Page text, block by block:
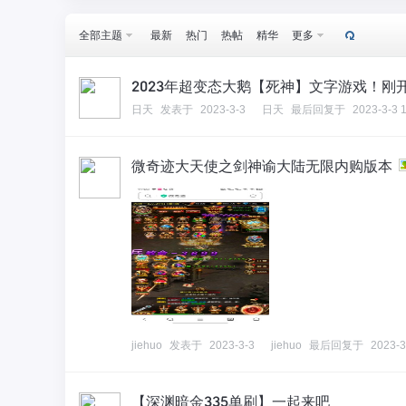
全部主题 最新 热门 热帖 精华 更多
2023年超变态大鹅【死神】文字游戏！刚
日天 发表于 2023-3-3 日天 最后回复于 2023-3-3
微奇迹大天使之剑神谕大陆无限内购版本
jiehuo 发表于 2023-3-3 jiehuo 最后回复于 2023-
【深渊暗金335单刷】一起来吧